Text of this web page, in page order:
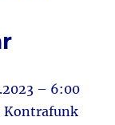
– 6:00
Kontrafunk